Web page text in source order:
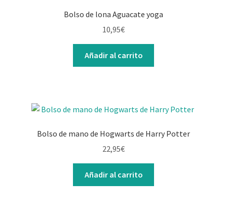
Bolso de lona Aguacate yoga
10,95€
Añadir al carrito
Bolso de mano de Hogwarts de Harry Potter
22,95€
Añadir al carrito